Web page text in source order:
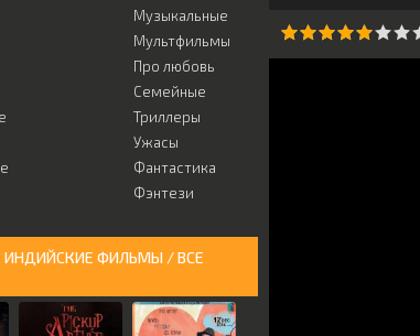
Музыкальные
Мультфильмы
Про любовь
Семейные
Триллеры
Ужасы
Фантастика
Фэнтези
ИНДИЙСКИЕ ФИЛЬМЫ / ВСЕ